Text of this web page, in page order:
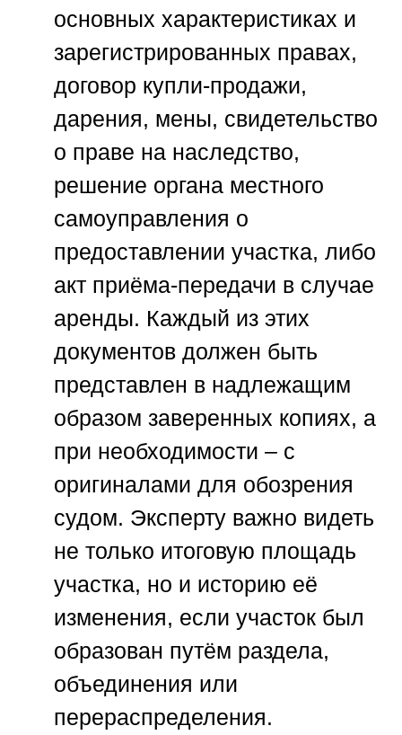
основных характеристиках и
зарегистрированных правах,
договор купли-продажи,
дарения, мены, свидетельство
о праве на наследство,
решение органа местного
самоуправления о
предоставлении участка, либо
акт приёма-передачи в случае
аренды. Каждый из этих
документов должен быть
представлен в надлежащим
образом заверенных копиях, а
при необходимости – с
оригиналами для обозрения
судом. Эксперту важно видеть
не только итоговую площадь
участка, но и историю её
изменения, если участок был
образован путём раздела,
объединения или
перераспределения.